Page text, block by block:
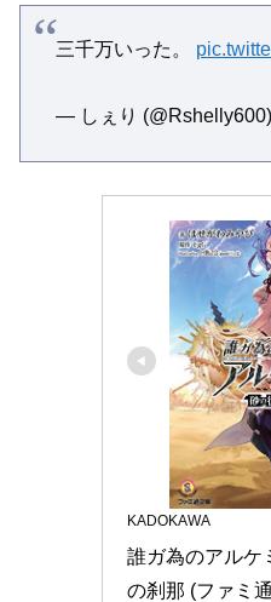
三千万いった。
— しぇり (@Rshelly600)
KADOKAWA
誰ガ為のアルケ
の刹那 (ファミ